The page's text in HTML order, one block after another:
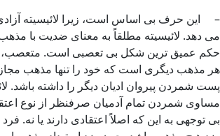
– این حرف بی اساس است، زیرا لائیسیته
می دهد. لائیسیته مطلقاً به معنای ضدیت با
حکم عمیق ترین شکل بی تعصبی است. متعصب،
هر مذهب دیگری است که خود را تنها مذهب مجاز
پست شمردن پیروان ادیان دیگر را داشته باشد.
مساوی شمردن تمام آدمیان صرفنظر از نوع
بی توجهی به این که اصلاً اعتقادی دارند یا نه.